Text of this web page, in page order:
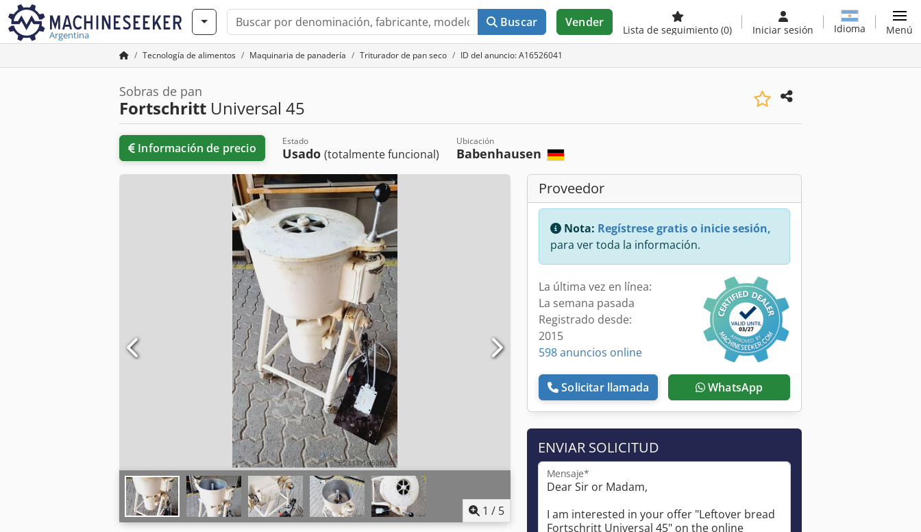
Argentina
Buscar Vender
Lista de seguimiento (0) Iniciar sesión Idioma Menú
Tecnología de alimentos Maquinaria de panadería Triturador de pan seco ID del anuncio: A16526041
Sobras de pan
Fortschritt Universal 45
Información de precio Estado
Usado (totalmente funcional)
Ubicación
Babenhausen
1 / 5
Proveedor
Nota: Regístrese gratis o inicie sesión,
para ver toda la información.
La última vez en línea:
La semana pasada
Registrado desde:
2015
598 anuncios online
Solicitar llamada WhatsApp
ENVIAR SOLICITUD
Mensaje*